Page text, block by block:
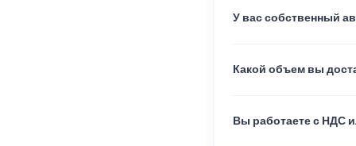
У вас собственный
Какой объем вы
Вы работаете с НДС